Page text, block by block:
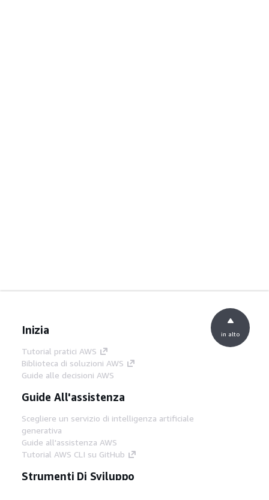
Inizia
Tutorial pratici AWS
Biblioteca di soluzioni AWS
Guide alle decisioni AWS
Guide All'assistenza
Scegliere un servizio di intelligenza artificiale
generativa
Guide all'assistenza AWS
Tutorial AWS CLI su GitHub
Strumenti Di Sviluppo
in alto